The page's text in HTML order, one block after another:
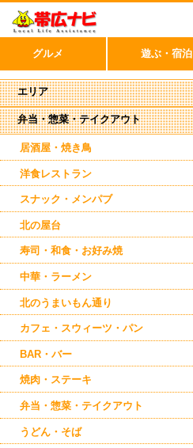
弁当・惣菜・テイクアウト
居酒屋・焼き鳥
洋食レストラン
スナック・メンパブ
北の屋台
寿司・和食・お好み焼
中華・ラーメン
北のうまいもん通り
カフェ・スウィーツ・パン
BAR・バー
焼肉・ステーキ
弁当・惣菜・テイクアウト
うどん・そば
エリア
帯広市
駅周辺
駅近郊
西帯広
グルメ 遊ぶ・宿泊